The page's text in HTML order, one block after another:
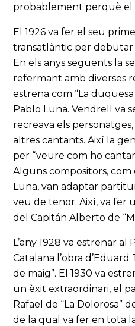
probablement perquè el
El 1926 va fer el seu
transatlàntic per debutar
En els anys següents la
refermant amb diverses
estrena com “La
Pablo Luna. Vendrell va
recreava els
altres cantants. Així la
per “veure com ho
Alguns compositors, com
Luna, van adaptar
veu de tenor. Així, va fer
del Capitán Alberto de
L’any 1928 va estrenar al
Catalana l’obra d’Eduard
de maig”. El 1930 va
un èxit extraordinari, el
Rafael de “La Dolorosa”
de la qual va fer en tota